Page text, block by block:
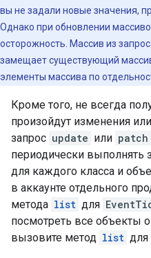
вы не задали новые значения,
Однако при обновлении
осторожность. Массив из
замещает существующий
элементы массива по
Кроме того, не всегда
произойдут изменения
запрос update или patch
периодически выполнять
для каждого класса и
в аккаунте отдельного
метода list для
посмотреть все объекты
вызовите метод list для